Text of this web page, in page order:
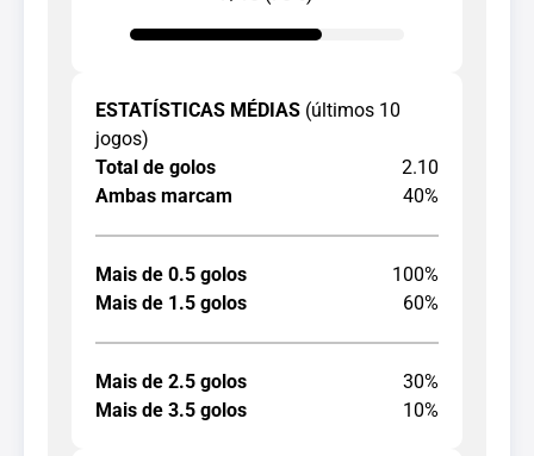
ESTATÍSTICAS MÉDIAS (últimos 10
jogos)
Total de golos
2.10
Ambas marcam
40%
Mais de 0.5 golos
100%
Mais de 1.5 golos
60%
Mais de 2.5 golos
30%
Mais de 3.5 golos
10%